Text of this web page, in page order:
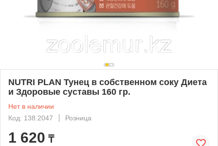
NUTRI PLAN Тунец в собственном соку Диета
и Здоровые суставы 160 гр.
Нет в наличии
Код: 138.2047
Розница
1 620 ₸